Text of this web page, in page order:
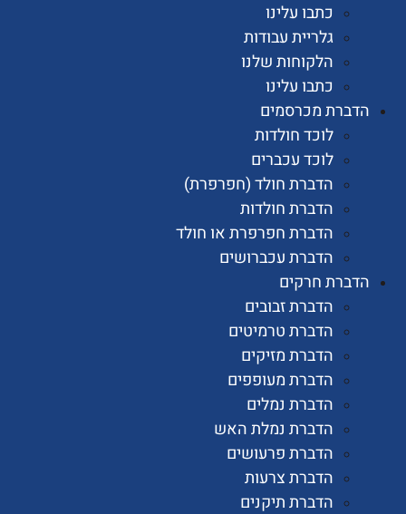
כתבו עלינו
גלריית עבודות
הלקוחות שלנו
כתבו עלינו
מכרסמים
לוכד חולדות
לוכד עכברים
הדברת חולד (חפרפרת)
הדברת חולדות
הדברת חפרפרת או חולד
הדברת עכברושים
חרקים
הדברת זבובים
הדברת טרמיטים
הדברת מזיקים
הדברת מעופפים
הדברת נמלים
הדברת נמלת האש
הדברת פרעושים
הדברת צרעות
הדברת תיקנים